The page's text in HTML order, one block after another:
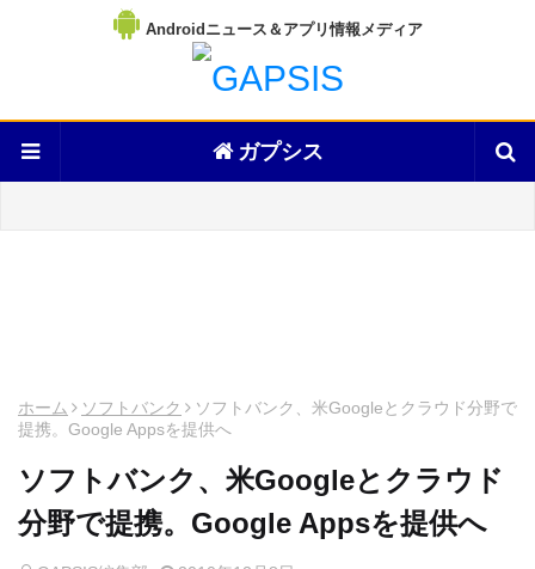
Androidニュース＆アプリ情報メディア
ガプシス
ホーム ソフトバンク
ソフトバンク、米Googleとクラウド分野で
提携。Google Appsを提供へ
ソフトバンク、米Googleとクラウド
分野で提携。Google Appsを提供へ